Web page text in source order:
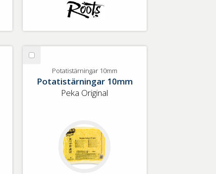
Välj
Potatistärningar
10mm
Potatistärningar 10mm
Potatistärningar 10mm
Peka Original